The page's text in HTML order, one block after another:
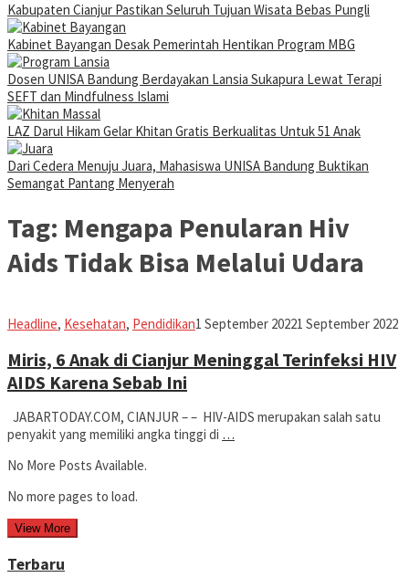
Kabupaten Cianjur Pastikan Seluruh Tujuan Wisata Bebas Pungli
Kabinet Bayangan Desak Pemerintah Hentikan Program MBG
Dosen UNISA Bandung Berdayakan Lansia Sukapura Lewat Terapi
SEFT dan Mindfulness Islami
LAZ Darul Hikam Gelar Khitan Gratis Berkualitas Untuk 51 Anak
Dari Cedera Menuju Juara, Mahasiswa UNISA Bandung Buktikan
Semangat Pantang Menyerah
Tag: Mengapa Penularan Hiv
Aids Tidak Bisa Melalui Udara
Headline, Kesehatan, PendidikanIman
1 September 20221 September 2022
Miris, 6 Anak di Cianjur Meninggal Terinfeksi HIV
AIDS Karena Sebab Ini
JABARTODAY.COM, CIANJUR – – HIV-AIDS merupakan salah satu
penyakit yang memiliki angka tinggi di …
No More Posts Available.
No more pages to load.
View More
Terbaru